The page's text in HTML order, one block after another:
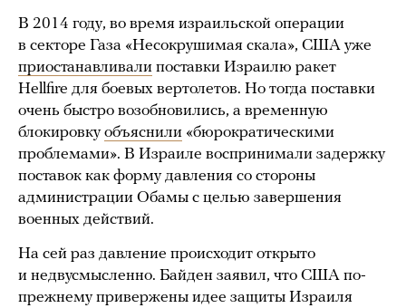
В 2014 году, во время израильской операции
в секторе Газа «Несокрушимая скала», США уже
приостанавливали поставки Израилю ракет
Hellfire для боевых вертолетов. Но тогда поставки
очень быстро возобновились, а временную
блокировкуобъяснили «бюрократическими
проблемами». В Израиле воспринимали задержку
поставок как форму давления со стороны
администрации Обамы с целью завершения
военных действий.
На сей раз давление происходит открыто
и недвусмысленно. Байден заявил, что США по-
прежнему привержены идее защиты Израиля